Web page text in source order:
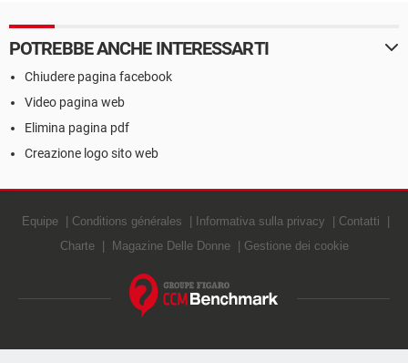
POTREBBE ANCHE INTERESSARTI
Chiudere pagina facebook
Video pagina web
Elimina pagina pdf
Creazione logo sito web
Equipe Conditions générales Informativa sulla privacy
Contatti
Charte
Magazine Delle Donne Gestione dei cookie